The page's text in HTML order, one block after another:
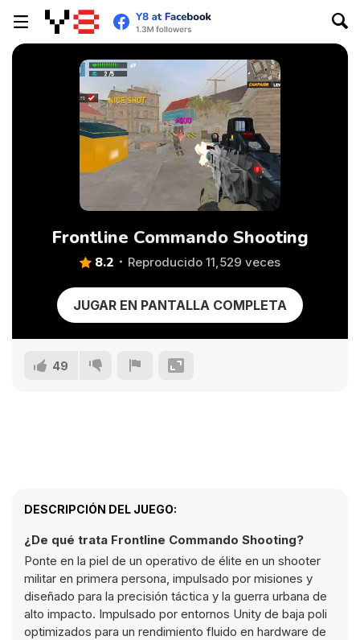
Frontline Commando Shooting
8.2 Reproducido 11,529 veces
JUGAR EN PANTALLA COMPLETA
49
DESCRIPCIÓN DEL JUEGO:
¿De qué trata Frontline Commando Shooting?
Ponte en la piel de un operativo de élite en un shooter
militar en primera persona, impulsado por misiones y
diseñado para la precisión táctica y la guerra urbana de
alto impacto. Impulsado por entornos Unity de baja poli
optimizados para un rendimiento fluido en hardware de